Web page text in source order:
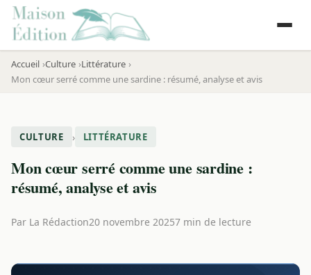
Accueil Culture Littérature
Mon cœur serré comme une sardine : résumé, analyse et avis
CULTURE › LITTÉRATURE
Mon cœur serré comme une sardine :
résumé, analyse et avis
Par La Rédaction20 novembre 20257 min de lecture